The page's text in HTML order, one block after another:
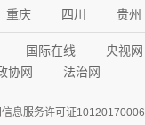
重庆 四川 贵州
国际在线 央视网
协网 法治网
信息服务许可证10120170006